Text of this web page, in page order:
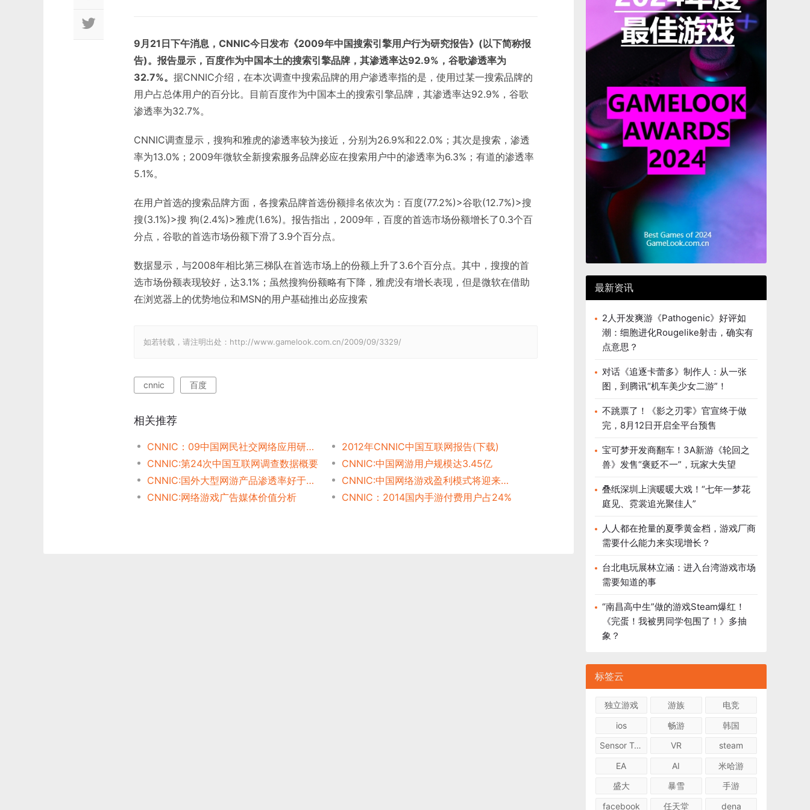
9月21日下午消息，CNNIC今日发布《2009年中国搜索引擎用户行为研究报告》(以下简称报
告)。报告显示，百度作为中国本土的搜索引擎品牌，其渗透率达92.9%，谷歌渗透率为
32.7%。 据CNNIC介绍，在本次调查中搜索品牌的用户渗透率指的是，使用过某一搜索品牌的
用户占总体用户的百分比。目前百度作为中国本土的搜索引擎品牌，其渗透率达92.9%，谷歌
渗透率为32.7%。
CNNIC调查显示，搜狗和雅虎的渗透率较为接近，分别为26.9%和22.0%；其次是搜索，渗透
率为13.0%；2009年微软全新搜索服务品牌必应在搜索用户中的渗透率为6.3%；有道的渗透率
5.1%。
在用户首选的搜索品牌方面，各搜索品牌首选份额排名依次为：百度(77.2%)>谷歌(12.7%)>搜
搜(3.1%)>搜 狗(2.4%)>雅虎(1.6%)。报告指出，2009年，百度的首选市场份额增长了0.3个百
分点，谷歌的首选市场份额下滑了3.9个百分点。
数据显示，与2008年相比第三梯队在首选市场上的份额上升了3.6个百分点。其中，搜搜的首
选市场份额表现较好，达3.1%；虽然搜狗份额略有下降，雅虎没有增长表现，但是微软在借助
在浏览器上的优势地位和MSN的用户基础推出必应搜索
如若转载，请注明出处：http://www.gamelook.com.cn/2009/09/3329/
cnnic 百度
相关推荐
CNNIC：09中国网民社交网络应用研究报告
2012年CNNIC中国互联网报告(下载)
CNNIC:第24次中国互联网调查数据概要
CNNIC:中国网游用户规模达3.45亿
CNNIC:国外大型网游产品渗透率好于国内产品
CNNIC:中国网络游戏盈利模式将迎来变革
CNNIC:网络游戏广告媒体价值分析
CNNIC：2014国内手游付费用户占24%
最新资讯
2人开发爽游《Pathogenic》好评如
潮：细胞进化Rougelike射击，确实有
点意思？
对话《追逐卡蕾多》制作人：从一张
图，到腾讯“机车美少女二游”！
不跳票了！《影之刃零》官宣终于做
完，8月12日开启全平台预售
宝可梦开发商翻车！3A新游《轮回之
兽》发售“褒贬不一”，玩家大失望
叠纸深圳上演暖暖大戏！“七年一梦花
庭见、霓裳追光聚佳人”
人人都在抢量的夏季黄金档，游戏厂商
需要什么能力来实现增长？
台北电玩展林立涵：进入台湾游戏市场
需要知道的事
“南昌高中生”做的游戏Steam爆红！
《完蛋！我被男同学包围了！》多抽
象？
标签云
独立游戏 游族
电竞
ios
畅游
韩国
Sensor Tower
VR
steam
EA
AI
米哈游
盛大
暴雪
手游
facebook
任天堂 dena